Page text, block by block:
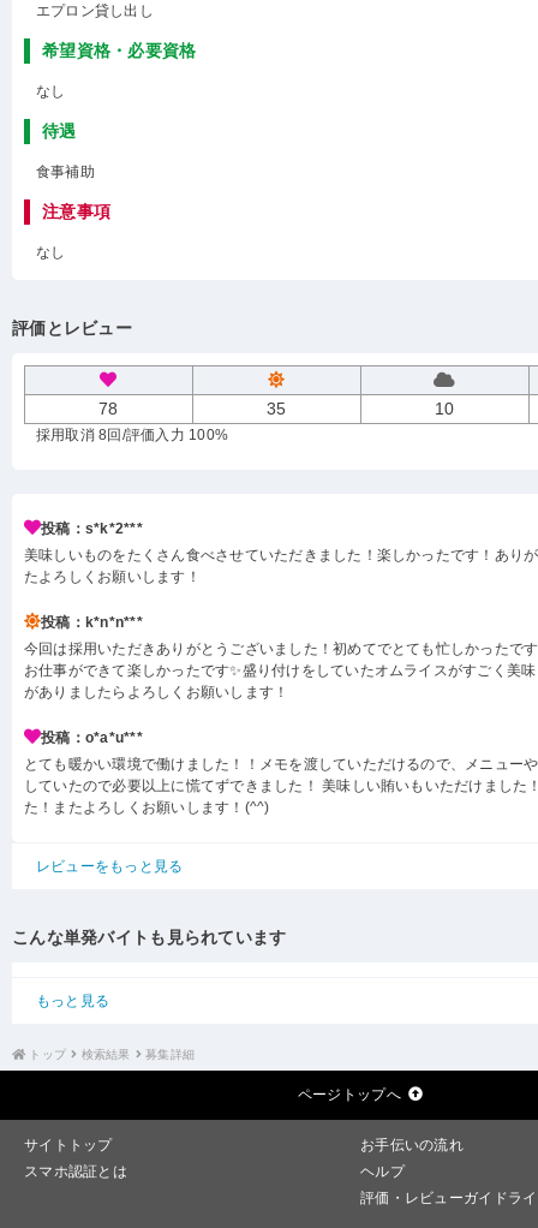
エプロン貸し出し
希望資格・必要資格
なし
待遇
食事補助
注意事項
なし
評価とレビュー
78 35 10
採用取消 8回 /評価入力 100%
投稿：s*k*2***
美味しいものをたくさん食べさせていただきました！楽しかったです！あり
たよろしくお願いします！
投稿：k*n*n***
今回は採用いただきありがとうございました！初めてでとても忙しかったで
お仕事ができて楽しかったです✨盛り付けをしていたオムライスがすごく美
がありましたらよろしくお願いします！
投稿：o*a*u***
とても暖かい環境で働けました！！メモを渡していただけるので、メニュー
していたので必要以上に慌てずできました！ 美味しい賄いもいただけました
た！またよろしくお願いします！(^^)
レビューをもっと見る
こんな単発バイトも見られています
もっと見る
トップ 検索結果 募集詳細
ページトップへ
サイトトップ
お手伝いの流れ
スマホ認証とは
ヘルプ
評価・レビューガイドラ